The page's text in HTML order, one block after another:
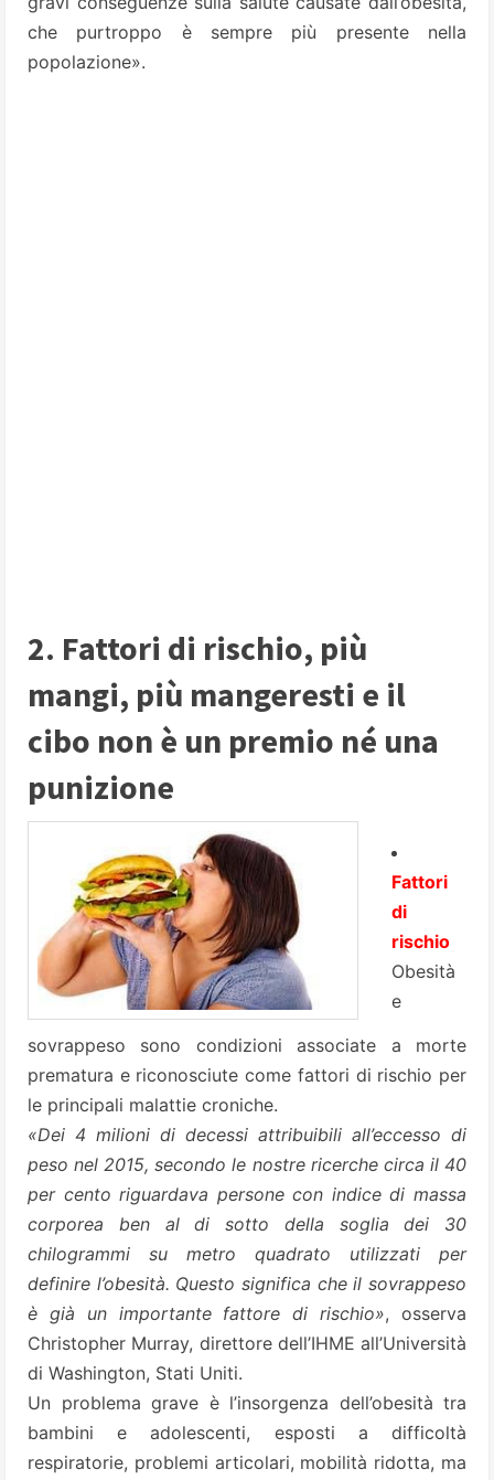
che purtroppo è sempre più presente nella
popolazione».
2. Fattori di rischio, più
mangi, più mangeresti e il
cibo non è un premio né una
punizione
Fattori
di
rischio
Obesità
e
sovrappeso sono condizioni associate a morte
prematura e riconosciute come fattori di rischio per
le principali malattie croniche.
«Dei 4 milioni di decessi attribuibili all’eccesso di
peso nel 2015, secondo le nostre ricerche circa il 40
per cento riguardava persone con indice di massa
corporea ben al di sotto della soglia dei 30
chilogrammi su metro quadrato utilizzati per
definire l’obesità. Questo significa che il sovrappeso
è già un importante fattore di rischio», osserva
Christopher Murray, direttore dell’IHME all’Università
di Washington, Stati Uniti.
Un problema grave è l’insorgenza dell’obesità tra
bambini e adolescenti, esposti a difficoltà
respiratorie, problemi articolari, mobilità ridotta, ma